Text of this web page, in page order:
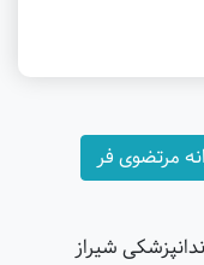
مرتضوی فر
شیراز